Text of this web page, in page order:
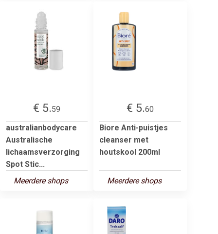
€ 5.59
australianbodycare
Australische
lichaamsverzorging
Spot Stic...
Meerdere shops
€ 5.60
Biore Anti-puistjes
cleanser met
houtskool 200ml
Meerdere shops